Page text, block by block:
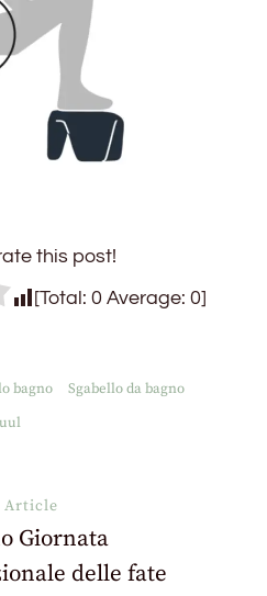
this post!
[Total: 0 Average: 0]
bagno
Sgabello da bagno
Article
Giornata
delle fate